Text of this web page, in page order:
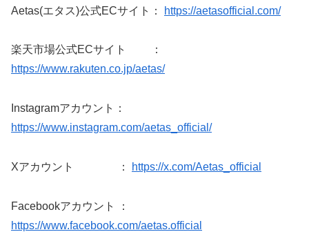
Aetas(エタス)公式ECサイト： https://aetasofficial.com/
楽天市場公式ECサイト ：
https://www.rakuten.co.jp/aetas/
Instagramアカウント：
https://www.instagram.com/aetas_official/
Xアカウント ： https://x.com/Aetas_official
Facebookアカウント ：
https://www.facebook.com/aetas.official